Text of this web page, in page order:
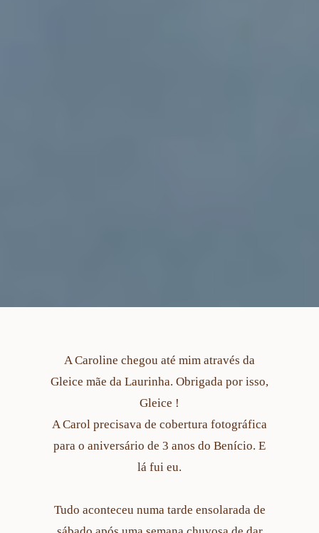
A Caroline chegou até mim através da
Gleice mãe da Laurinha. Obrigada por isso,
Gleice !
A Carol precisava de cobertura fotográfica
para o aniversário de 3 anos do Benício. E
lá fui eu.
Tudo aconteceu numa tarde ensolarada de